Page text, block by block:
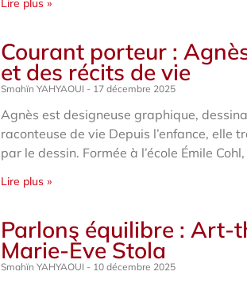
Lire plus »
Courant porteur :
et des récits de vie
Smahïn YAHYAOUI 17 décembre 2025
Agnès est designeuse graphique,
raconteuse de vie Depuis l’enfance, elle
par le dessin. Formée à l’école Émile Cohl,
Lire plus »
Parlons équilibre : Art-
Marie-Ève Stola
Smahïn YAHYAOUI 10 décembre 2025